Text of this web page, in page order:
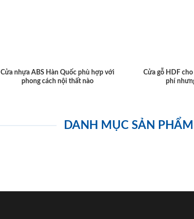
Cửa nhựa ABS Hàn Quốc phù hợp với
phong cách nội thất nào
Cửa gỗ HDF
phí
DANH MỤC SẢN PHẨM